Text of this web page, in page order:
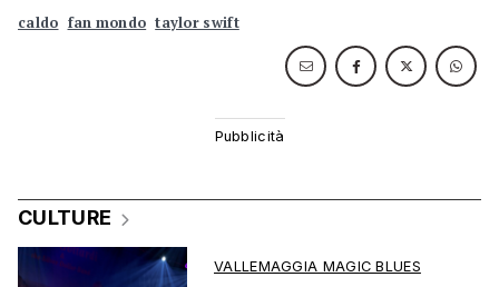
caldo fan mondo taylor swift
CULTURE
VALLEMAGGIA MAGIC BLUES